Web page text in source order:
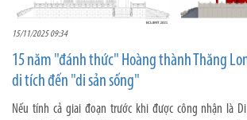
15/11/2025 09:34
15 năm "đánh thức" Hoàng thành Thăng
di tích đến "di sản sống"
Nếu tính cả giai đoạn trước khi được công nhận là